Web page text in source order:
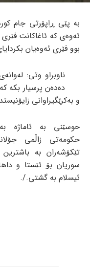
بە پێی ڕاپۆرتی جام
ئەوەی کە ئاغاکانت
بوو فێری ئەوەیان
ناوبراو وتی:
دەدەن پرسیار بکە
و بەکرێگیراوانی
حوسێنی بە ئاماژە
حکومەتی زاڵمی
تێکۆشەران بە باشترین
سوریان بۆ ئێستا و
ئیسلام بە گشتی./.